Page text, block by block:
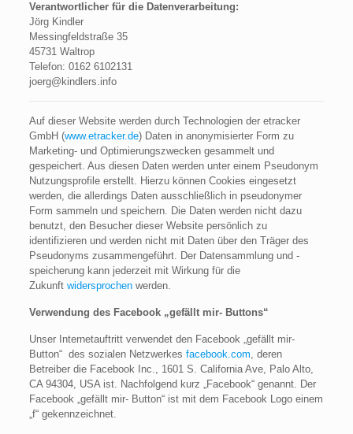
Verantwortlicher für die Datenverarbeitung:
Jörg Kindler
Messingfeldstraße 35
45731 Waltrop
Telefon: 0162 6102131
joerg@kindlers.info
Auf dieser Website werden durch Technologien der etracker
GmbH (www.etracker.de) Daten in anonymisierter Form zu
Marketing- und Optimierungszwecken gesammelt und
gespeichert. Aus diesen Daten werden unter einem Pseudonym
Nutzungsprofile erstellt. Hierzu können Cookies eingesetzt
werden, die allerdings Daten ausschließlich in pseudonymer
Form sammeln und speichern. Die Daten werden nicht dazu
benutzt, den Besucher dieser Website persönlich zu
identifizieren und werden nicht mit Daten über den Träger des
Pseudonyms zusammengeführt. Der Datensammlung und -
speicherung kann jederzeit mit Wirkung für die
Zukunft widersprochenwerden.
Verwendung des Facebook „gefällt mir- Buttons“
Unser Internetauftritt verwendet den Facebook „gefällt mir-
Button“ des sozialen Netzwerkes facebook.com, deren
Betreiber die Facebook Inc., 1601 S. California Ave, Palo Alto,
CA 94304, USA ist. Nachfolgend kurz „Facebook“ genannt. Der
Facebook „gefällt mir- Button“ ist mit dem Facebook Logo einem
„f“ gekennzeichnet.